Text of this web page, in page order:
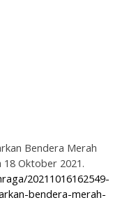
Bendera Merah
18 Oktober 2021.
20211016162549-
bendera-merah-